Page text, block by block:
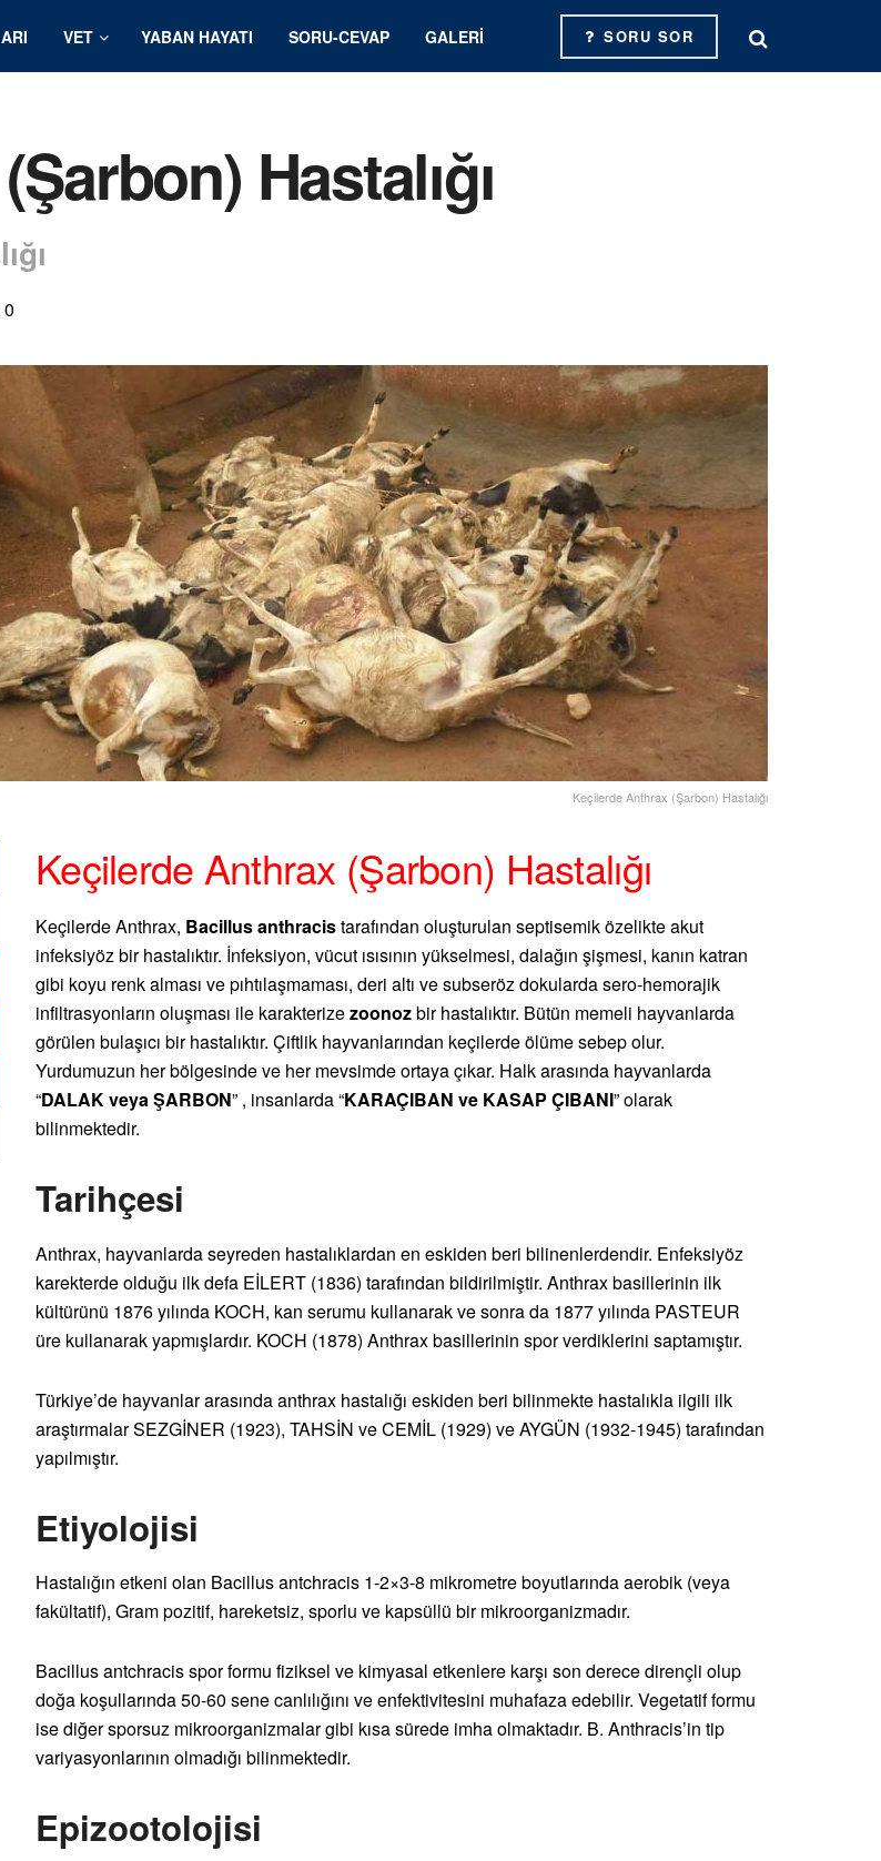
ARI VET YABAN HAYATI SORU-CEVAP GALERI SORU SOR
Hastalığı
0
Keçilerde Anthrax (Şarbon) Hastalığı
Keçilerde Anthrax (Şarbon) Hastalığı
Keçilerde Anthrax, Bacillus anthracistarafından oluşturulan septisemik özelikte akut
infeksiyöz bir hastalıktır. İnfeksiyon, vücut ısısının yükselmesi, dalağın şişmesi, kanın katran
gibi koyu renk alması ve pıhtılaşmaması, deri altı ve subseröz dokularda sero-hemorajik
infiltrasyonların oluşması ile karakterizezoonozbir hastalıktır. Bütün memeli hayvanlarda
görülen bulaşıcı bir hastalıktır. Çiftlik hayvanlarından keçilerde ölüme sebep olur.
Yurdumuzun her bölgesinde ve her mevsimde ortaya çıkar. Halk arasında hayvanlarda
“DALAK veya ŞARBON” , insanlarda “KARAÇIBAN ve KASAP ÇIBANI” olarak
bilinmektedir.
Tarihçesi
Anthrax, hayvanlarda seyreden hastalıklardan en eskiden beri bilinenlerdendir. Enfeksiyöz
karekterde olduğu ilk defa EİLERT (1836) tarafından bildirilmiştir. Anthrax basillerinin ilk
kültürünü 1876 yılında KOCH, kan serumu kullanarak ve sonra da 1877 yılında PASTEUR
üre kullanarak yapmışlardır. KOCH (1878) Anthrax basillerinin spor verdiklerini saptamıştır.
Türkiye’de hayvanlar arasında anthrax hastalığı eskiden beri bilinmekte hastalıkla ilgili ilk
araştırmalar SEZGİNER (1923), TAHSİN ve CEMİL (1929) ve AYGÜN (1932-1945) tarafından
yapılmıştır.
Etiyolojisi
Hastalığın etkeni olan Bacillus antchracis 1-2×3-8 mikrometre boyutlarında aerobik (veya
fakültatif), Gram pozitif, hareketsiz, sporlu ve kapsüllü bir mikroorganizmadır.
Bacillus antchracis spor formu fiziksel ve kimyasal etkenlere karşı son derece dirençli olup
doğa koşullarında 50-60 sene canlılığını ve enfektivitesini muhafaza edebilir. Vegetatif formu
ise diğer sporsuz mikroorganizmalar gibi kısa sürede imha olmaktadır. B. Anthracis’in tip
variyasyonlarının olmadığı bilinmektedir.
Epizootolojisi